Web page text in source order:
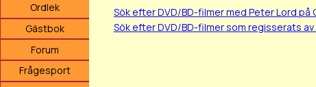
Ordlek
Gästbok
Forum
Frågesport
Sök efter DVD/BD-filmer med Peter Lord på
Sök efter DVD/BD-filmer som regisserats av